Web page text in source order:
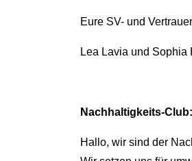
Eure SV- und
Lea Lavia und Sophia
Nachhaltigkeits-Club:
Hallo, wir sind der